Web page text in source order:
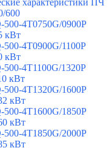
характеристики ПЧ
600
4T0750G/0900P
кВт
4T0900G/1100P
кВт
4T1100G/1320P
кВт
4T1320G/1600P
кВт
4T1600G/1850P
кВт
4T1850G/2000P
кВт